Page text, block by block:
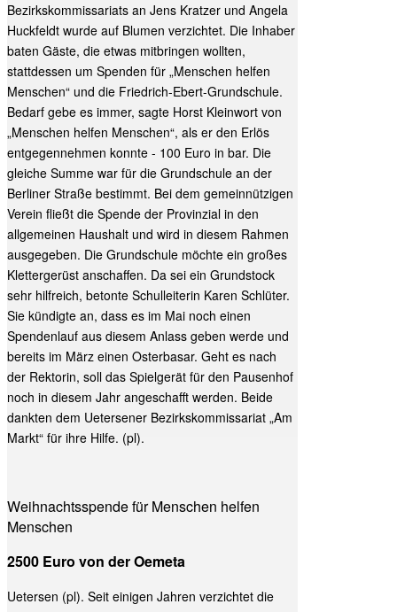
Bezirkskommissariats an Jens Kratzer und Angela
Huckfeldt wurde auf Blumen verzichtet. Die Inhaber
baten Gäste, die etwas mitbringen wollten,
stattdessen um Spenden für „Menschen helfen
Menschen“ und die Friedrich-Ebert-Grundschule.
Bedarf gebe es immer, sagte Horst Kleinwort von
„Menschen helfen Menschen“, als er den Erlös
entgegennehmen konnte - 100 Euro in bar. Die
gleiche Summe war für die Grundschule an der
Berliner Straße bestimmt. Bei dem gemeinnützigen
Verein fließt die Spende der Provinzial in den
allgemeinen Haushalt und wird in diesem Rahmen
ausgegeben. Die Grundschule möchte ein großes
Klettergerüst anschaffen. Da sei ein Grundstock
sehr hilfreich, betonte Schulleiterin Karen Schlüter.
Sie kündigte an, dass es im Mai noch einen
Spendenlauf aus diesem Anlass geben werde und
bereits im März einen Osterbasar. Geht es nach
der Rektorin, soll das Spielgerät für den Pausenhof
noch in diesem Jahr angeschafft werden. Beide
dankten dem Uetersener Bezirkskommissariat „Am
Markt“ für ihre Hilfe. (pl).
Weihnachtsspende für Menschen helfen
Menschen
2500 Euro von der Oemeta
Uetersen (pl). Seit einigen Jahren verzichtet die